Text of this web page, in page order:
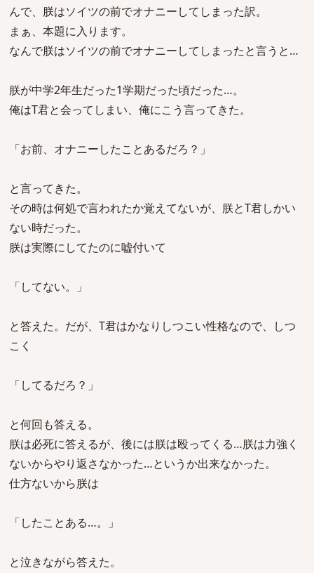
んで、朕はソイツの前でオナニーしてしまった訳。
まぁ、本題に入ります。
なんで朕はソイツの前でオナニーしてしまったと言うと…
朕が中学2年生だった1学期だった頃だった…。
俺はT君と会ってしまい、俺にこう言ってきた。
「お前、オナニーしたことあるだろ？」
と言ってきた。
その時は何処で言われたか覚えてないが、朕とT君しかい
ない時だった。
朕は実際にしてたのに嘘付いて
「してない。」
と答えた。だが、T君はかなりしつこい性格なので、しつ
こく
「してるだろ？」
と何回も答える。
朕は必死に答えるが、後には朕は殴ってくる…朕は力強く
ないからやり返さなかった…というか出来なかった。
仕方ないから朕は
「したことある…。」
と泣きながら答えた。